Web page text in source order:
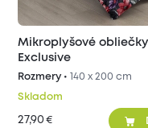
Mikroplyšové obliečky
Exclusive
Rozmery • 140 x 200 cm
Skladom
27,90 €